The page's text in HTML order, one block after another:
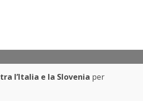
tra l’Italia e la Slovenia per